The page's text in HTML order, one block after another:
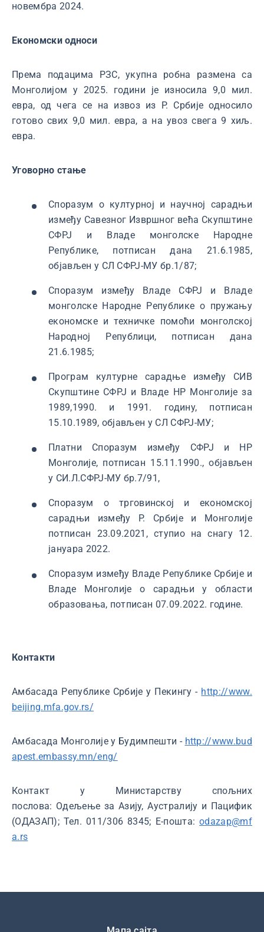
новембра 2024.
Економски односи
Према подацима РЗС, укупна робна размена са
Монголијом у 2025. години је износила 9,0 мил.
евра, од чега се на извоз из Р. Србије односило
готово свих 9,0 мил. евра, а на увоз свега 9 хиљ.
евра.
Уговорно стање
Споразум о културној и научној сарадњи
између Савезног Извршног већа Скупштине
СФРЈ и Владе монголске Народне
Републике, потписан дана 21.6.1985,
објављен у СЛ СФРЈ-МУ бр.1/87;
Споразум између Владе СФРЈ и Владе
монголске Народне Републике о пружању
економске и техничке помоћи монголској
Народној Републици, потписан дана
21.6.1985;
Програм културне сарадње између СИВ
Скупштине СФРЈ и Владе НР Монголије за
1989,1990. и 1991. годину, потписан
15.10.1989, објављен у СЛ СФРЈ-МУ;
Платни Споразум између СФРЈ и НР
Монголије, потписан 15.11.1990., објављен
у СИ.Л.СФРЈ-МУ бр.7/91,
Споразум о трговинској и економској
сарадњи између Р. Србије и Монголије
потписан 23.09.2021, ступио на снагу 12.
јануара 2022.
Споразум између Владе Републике Србије и
Владе Монголије о сарадњи у области
образовања, потписан 07.09.2022. године.
Контакти
Амбасада Републике Србије у Пекингу - http://www.
beijing.mfa.gov.rs/
Амбасада Монголије у Будимпешти - http://www.bud
apest.embassy.mn/eng/
Контакт у Министарству спољних
послова: Одељење за Азију, Аустралију и Пацифик
(ОДАЗАП); Тел. 011/306 8345; Е-пошта:odazap@mf
a.rs